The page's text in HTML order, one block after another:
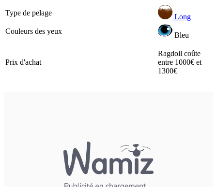
Type de pelage
Long
Couleurs des yeux
Bleu
Prix d'achat
Ragdoll coûte
entre 1000€ et
1300€